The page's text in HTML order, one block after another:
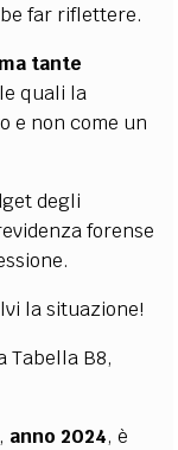
far riflettere.
ma tante
quali la
e non come un
degli
forense
la situazione!
Tabella B8,
anno 2024, è